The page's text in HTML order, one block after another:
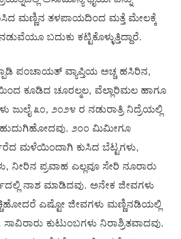
ಮಣ್ಣಿನ ತಳಪಾಯದಿಂದ ಮತ್ತೆ ಮೇಲಕ್ಕೆ
ಬದುಕು ಕಟ್ಟಿಕೊಳ್ಳುತ್ತಿದ್ದಾರೆ.
ಪಂಚಾಯತ್ ವ್ಯಾಪ್ತಿಯ ಅಚ್ಚ ಹಸಿರಿನ,
ಕೂಡಿದ ಚೂರಲ್ಮಲ, ವೆಲ್ಲಾರಿಮಲ ಹಾಗೂ
ಜುಲೈ ೩೦, ೨೦೨೪ ರ ನಡುರಾತ್ರಿ ನಿದ್ರೆಯಲ್ಲಿ
ಹುದುಗಿಹೋದವು. ೨೦೦ ಮಿಮೀಗೂ
ಮಳೆಯಿಂದಾಗಿ ಕುಸಿದ ಬೆಟ್ಟಗಳು,
ನೀರಿನ ಪ್ರವಾಹ ಎಲ್ಲವೂ ಸೇರಿ ನೂರಾರು
ನಾಶ ಮಾಡಿದವು. ಅನೇಕ ಜೀವಗಳು
ಎಷ್ಟೋ ಜೀವಗಳು ಮಣ್ಣಿನಡಿಯಲ್ಲಿ
ಕುಟುಂಬಗಳು ನಿರಾಶ್ರಿತವಾದವು.